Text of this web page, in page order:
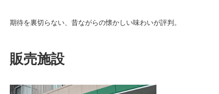
期待を裏切らない、昔ながらの懐かしい味わいが評判。
販売施設